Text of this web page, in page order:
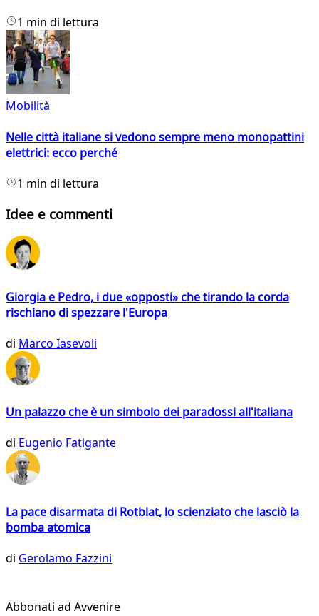
1 min di lettura
Mobilità
Nelle città italiane si vedono sempre meno monopattini
elettrici: ecco perché
1 min di lettura
Idee e commenti
Giorgia e Pedro, i due «opposti» che tirando la corda
rischiano di spezzare l'Europa
di Marco Iasevoli
Un palazzo che è un simbolo dei paradossi all'italiana
di Eugenio Fatigante
La pace disarmata di Rotblat, lo scienziato che lasciò la
bomba atomica
di Gerolamo Fazzini
Abbonati ad Avvenire